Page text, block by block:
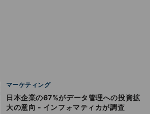
マーケティング
日本企業の67%がデータ管理への投資拡
大の意向 - インフォマティカが調査